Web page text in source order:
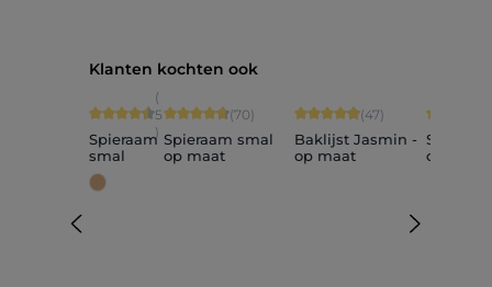
Productgalerij overslaan
Klanten kochten ook
Gemiddelde waardering van 4.6 van 5 sterren
(
5
)
Spieraam
smal
Gemiddelde waardering van 4.84 van 5 sterren
(70)
Spieraam smal
op maat
Gemiddelde waardering van
(47)
Baklijst Jasmin -
op maat
op maat